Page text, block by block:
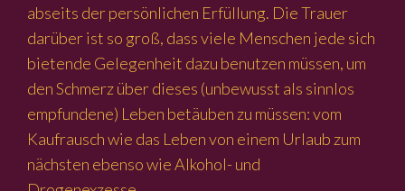
abseits der persönlichen Erfüllung. Die Trauer
darüber ist so groß, dass viele Menschen jede sich
bietende Gelegenheit dazu benutzen müssen, um
den Schmerz über dieses (unbewusst als sinnlos
empfundene) Leben betäuben zu müssen: vom
Kaufrausch wie das Leben von einem Urlaub zum
nächsten ebenso wie Alkohol- und